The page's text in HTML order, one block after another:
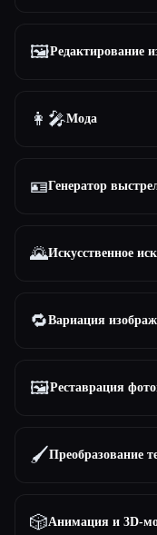
🖼️Редактирование
👩‍🎤Мода
🪪Генератор
🌄Искусственное
🔁Вариация
🖼️Реставрация
🖌️Преобразование
🎲Анимация и 3D-